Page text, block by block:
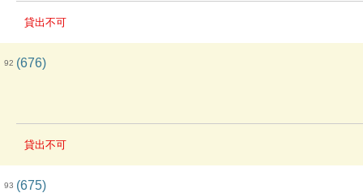
貸出不可
92 (676)
貸出不可
93 (675)